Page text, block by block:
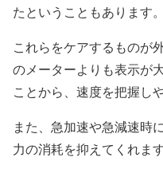
たということもあります。
これらをケアするものが
のメーターよりも表示が
ことから、速度を把握し
また、急加速や急減速時
力の消耗を抑えてくれます